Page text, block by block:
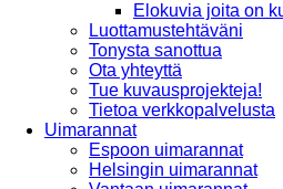
Elokuvia joita on
Luottamustehtäväni
Tonysta sanottua
Ota yhteyttä
Tue kuvausprojekteja!
Tietoa verkkopalvelusta
Uimarannat
Espoon uimarannat
Helsingin uimarannat